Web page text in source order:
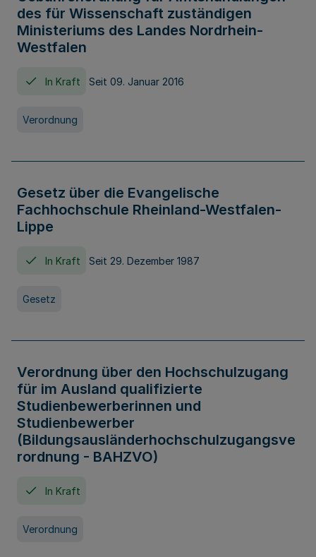
des für Wissenschaft zuständigen
Ministeriums des Landes Nordrhein-
Westfalen
In Kraft Seit 09. Januar 2016
Verordnung
Gesetz über die Evangelische
Fachhochschule Rheinland-Westfalen-
Lippe
In Kraft Seit 29. Dezember 1987
Gesetz
Verordnung über den Hochschulzugang
für im Ausland qualifizierte
Studienbewerberinnen und
Studienbewerber
(Bildungsausländerhochschulzugangsve
rordnung - BAHZVO)
In Kraft
Verordnung